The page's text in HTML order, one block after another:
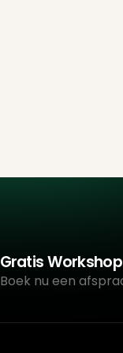
Gratis Workshop
Boek nu een